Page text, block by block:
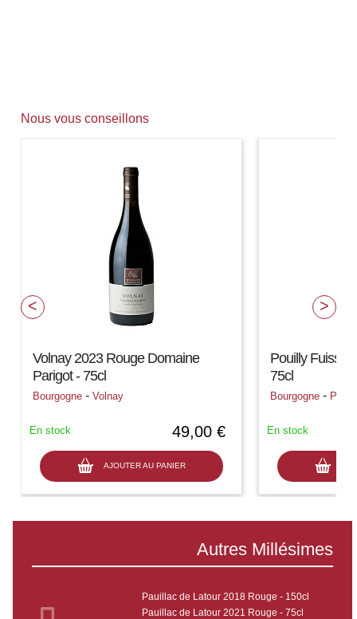
Nous vous conseillons
Volnay 2023 Rouge Domaine
Parigot - 75cl
Bourgogne -Volnay
49,00 €
AJOUTER AU PANIER
En stock
Pouilly Fuissé
75cl
Bourgogne -
En stock
Autres Millésimes
Pauillac de Latour 2018 Rouge - 150cl
Pauillac de Latour 2021 Rouge - 75cl